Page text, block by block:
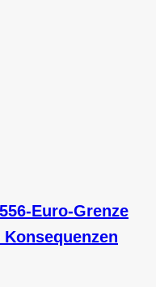
Euro-Grenze